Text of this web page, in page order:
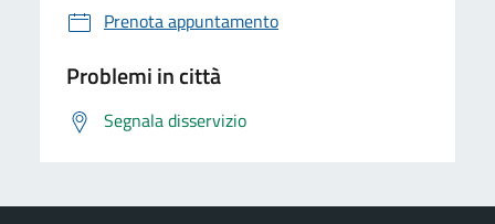
Prenota appuntamento
Problemi in città
Segnala disservizio